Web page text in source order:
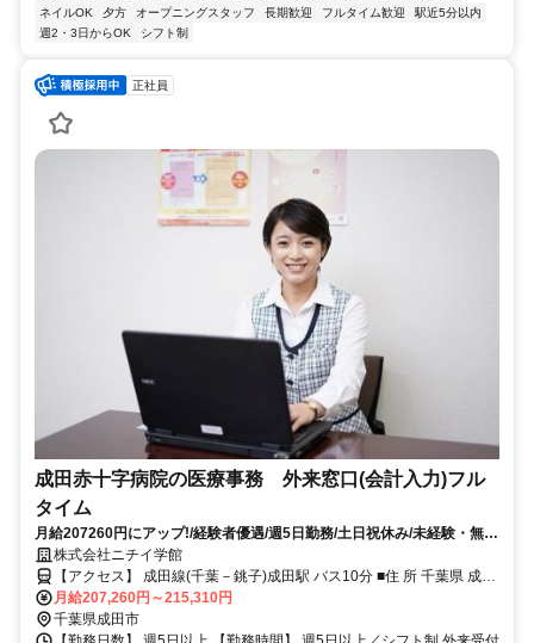
ネイルOK
夕方 オープニングスタッフ 長期歓迎 フルタイム歓迎
駅近5分以内
週2・3日からOK
シフト制
正社員
成田赤十字病院の医療事務 外来窓口(会計入力)フル
タイム
月給207260円にアップ!/経験者優遇/週5日勤務/土日祝休み/未経験・無資
格 OK/資格あれば尚可/事務正社員/入社お祝い金有
株式会社ニチイ学館
【アクセス】 成田線(千葉－銚子)成田駅 バス10分 ■住 所 千葉県 成田
市 飯田町90-1 ■アクセス 成田線(千葉－銚子)成田駅 バス10分
月給207,260円～215,310円
千葉県成田市